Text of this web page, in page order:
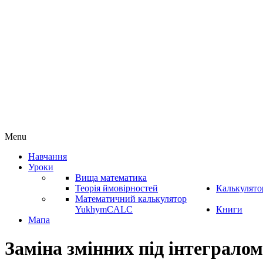
Menu
Навчання
Уроки
Вища математика
Теорія ймовірностей
Математичний калькулятор
YukhymCALC
Книги
Мапа
Заміна змінних під інтегралом